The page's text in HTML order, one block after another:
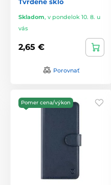
Skladom, v pondelok 10. 8. u
vás
2,65 €
Porovnať
Pomer cena/výkon